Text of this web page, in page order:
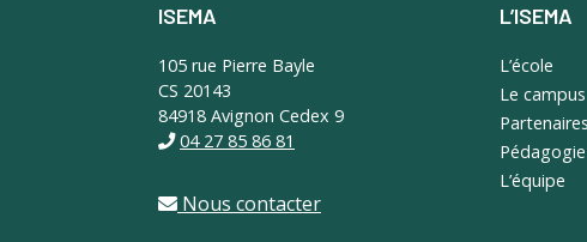
ISEMA
105 rue Pierre Bayle
CS 20143
84918 Avignon Cedex 9
04 27 85 86 81
Nous contacter
L’ISEMA
L’école
Le campus
Partenaires
L’équipe